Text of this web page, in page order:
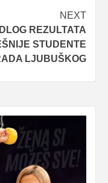
NEXT
REZULTATA
STUDENTE
LJUBUŠKOG